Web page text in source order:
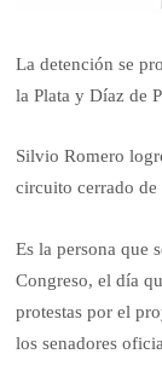
La detención se
la Plata y Díaz de
Silvio Romero
circuito cerrado de
Es la persona que
Congreso, el día
protestas por el
los senadores